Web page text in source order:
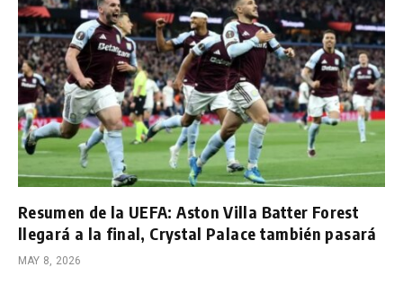
Resumen de la UEFA: Aston Villa Batter Forest
llegará a la final, Crystal Palace también pasará
MAY 8, 2026